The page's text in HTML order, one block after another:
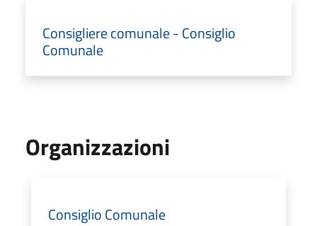
Consigliere comunale - Consiglio
Comunale
Organizzazioni
Consiglio Comunale